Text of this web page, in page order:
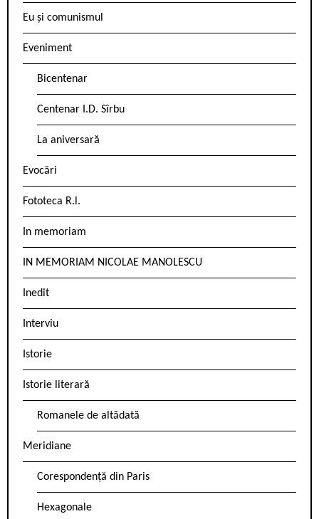
Eu și comunismul
Eveniment
Bicentenar
Centenar I.D. Sîrbu
La aniversară
Evocări
Fototeca R.l.
In memoriam
IN MEMORIAM NICOLAE MANOLESCU
Inedit
Interviu
Istorie
Istorie literară
Romanele de altădată
Meridiane
Corespondență din Paris
Hexagonale